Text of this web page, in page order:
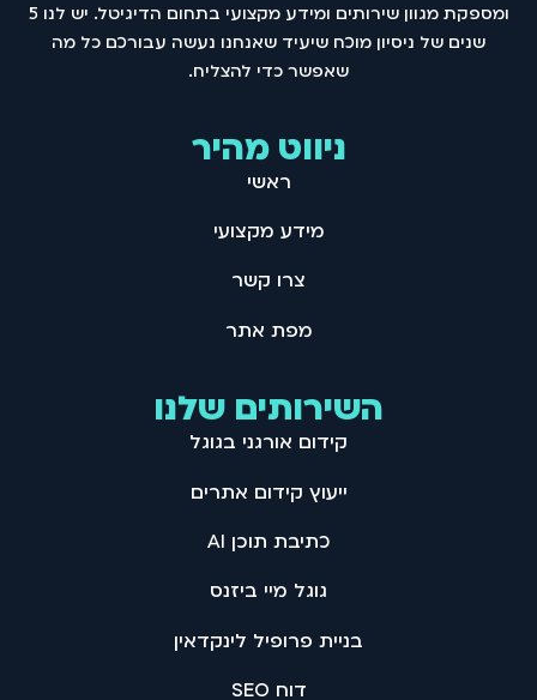
ומספקת מגוון שירותים ומידע מקצועי בתחום הדיגיטל. יש לנו 5
שנים של ניסיון מוכח שיעיד שאנחנו נעשה עבורכם כל מה
שאפשר כדי להצליח .
ניווט מהיר
ראשי
מידע מקצועי
צרו קשר
מפת אתר
השירותים שלנו
קידום אורגני בגוגל
ייעוץ קידום אתרים
כתיבת תוכן AI
גוגל מיי ביזנס
בניית פרופיל לינקדאין
דוח SEO